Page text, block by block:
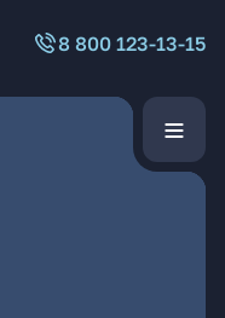
8 800 123-13-15